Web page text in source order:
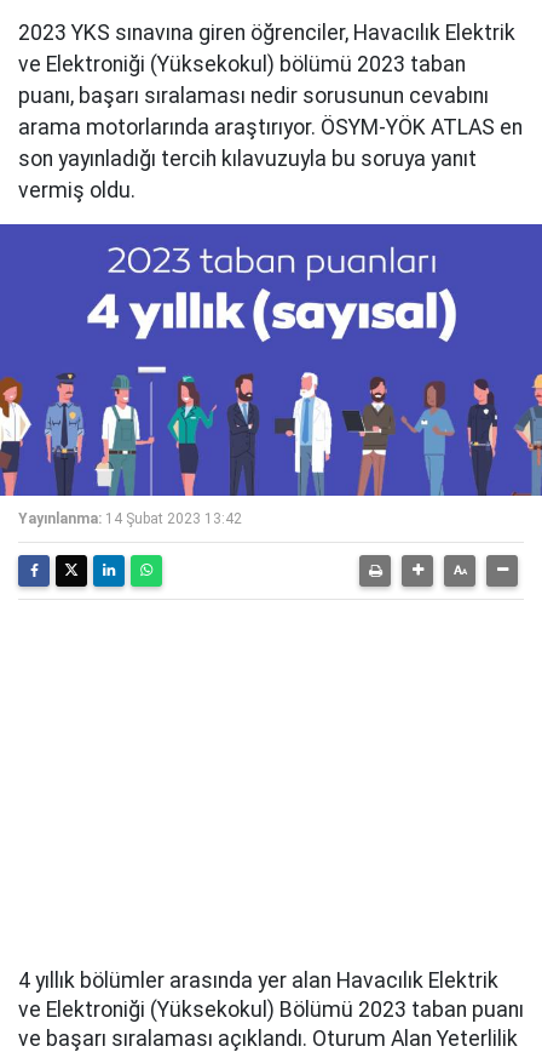
2023 YKS sınavına giren öğrenciler, Havacılık Elektrik
ve Elektroniği (Yüksekokul) bölümü 2023 taban
puanı, başarı sıralaması nedir sorusunun cevabını
arama motorlarında araştırıyor. ÖSYM-YÖK ATLAS en
son yayınladığı tercih kılavuzuyla bu soruya yanıt
vermiş oldu.
Yayınlanma: 14 Şubat 2023 13:42
4 yıllık bölümler arasında yer alan Havacılık Elektrik
ve Elektroniği (Yüksekokul) Bölümü 2023 taban puanı
ve başarı sıralaması açıklandı. Oturum Alan Yeterlilik